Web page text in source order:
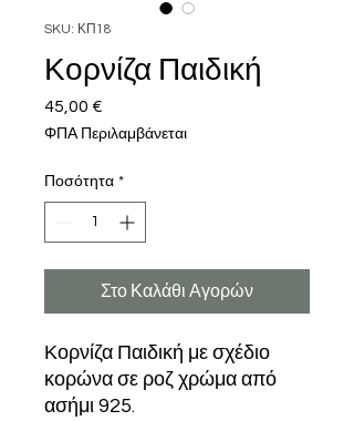
SKU: ΚΠ18
Κορνίζα Παιδική
45,00 €
ΦΠΑ Περιλαμβάνεται
Ποσότητα *
Στο Καλάθι Αγορών
Κορνίζα Παιδική με σχέδιο
κορώνα σε ροζ χρώμα από
ασήμι 925.